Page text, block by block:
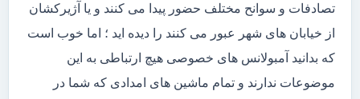
تصادفات و سوانح مختلف حضور پیدا می کنند و یا آژیرکشان
از خیابان های شهر عبور می کنند را دیده اید ؛ اما خوب است
که بدانید آمبولانس های خصوصی هیچ ارتباطی به این
موضوعات ندارند و تمام ماشین های امدادی که شما در